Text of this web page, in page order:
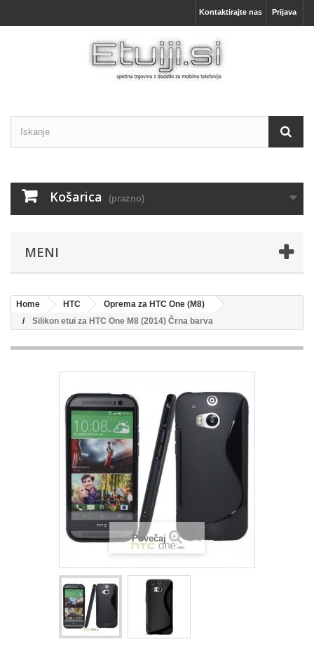
Prijava
Kontaktirajte nas
Košarica (prazno)
MENI
Home HTC
Oprema za HTC One (M8)
Silikon etui za HTC One M8 (2014) Črna barva
Povečaj